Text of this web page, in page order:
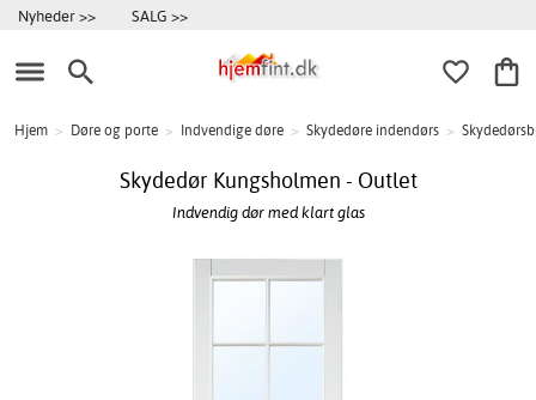
Nyheder >> SALG >>
Hjem > Døre og porte > Indvendige døre > Skydedøre indendørs >
Skydedør Kungsholmen - Outlet
Indvendig dør med klart glas